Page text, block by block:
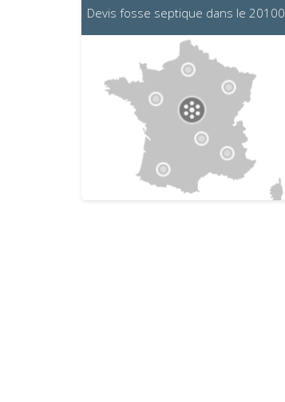
Devis fosse septique dans le 20100